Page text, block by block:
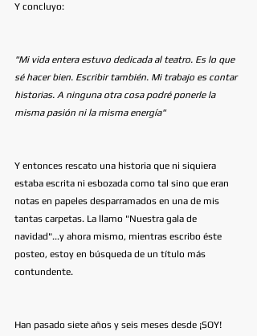
Y concluyo:
"Mi vida entera estuvo dedicada al teatro. Es lo que
sé hacer bien. Escribir también. Mi trabajo es contar
historias. A ninguna otra cosa podré ponerle la
misma pasión ni la misma energía"
Y entonces rescato una historia que ni siquiera
estaba escrita ni esbozada como tal sino que eran
notas en papeles desparramados en una de mis
tantas carpetas. La llamo "Nuestra gala de
navidad"...y ahora mismo, mientras escribo éste
posteo, estoy en búsqueda de un título más
contundente.
Han pasado siete años y seis meses desde ¡SOY!